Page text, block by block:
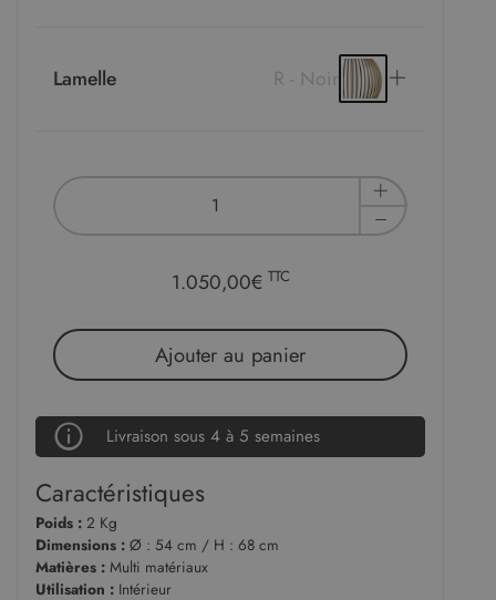
Lamelle R - Noir
1.050,00€ TTC
Ajouter au panier
Livraison sous 4 à 5 semaines
Caractéristiques
Poids : 2 Kg
Dimensions : Ø : 54 cm / H : 68 cm
Matières : Multi matériaux
Utilisation : Intérieur